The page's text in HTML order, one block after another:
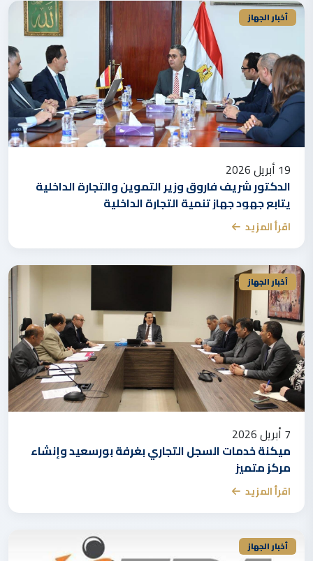
أخبار الجهاز
19 أبريل 2026
الدكتور شريف فاروق وزير التموين والتجارة الداخلية
يتابع جهود جهاز تنمية التجارة الداخلية
اقرأ المزيد
أخبار الجهاز
7 أبريل 2026
ميكنة خدمات السجل التجاري بغرفة بورسعيد وإنشاء
مركز متميز
اقرأ المزيد
أخبار الجهاز